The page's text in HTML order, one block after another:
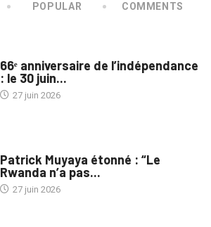
POPULAR COMMENTS
66ᵉ anniversaire de l’indépendance
: le 30 juin...
27 juin 2026
Patrick Muyaya étonné : “Le
Rwanda n’a pas...
27 juin 2026